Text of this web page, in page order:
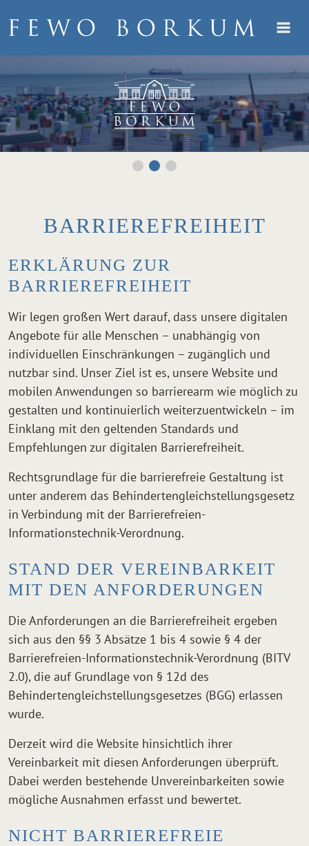
BARRIEREFREIHEIT
ERKLÄRUNG ZUR
BARRIEREFREIHEIT
Wir legen großen Wert darauf, dass unsere digitalen
Angebote für alle Menschen – unabhängig von
individuellen Einschränkungen – zugänglich und
nutzbar sind. Unser Ziel ist es, unsere Website und
mobilen Anwendungen so barrierearm wie möglich zu
gestalten und kontinuierlich weiterzuentwickeln – im
Einklang mit den geltenden Standards und
Empfehlungen zur digitalen Barrierefreiheit.
Rechtsgrundlage für die barrierefreie Gestaltung ist
unter anderem das Behindertengleichstellungsgesetz
in Verbindung mit der Barrierefreien-
Informationstechnik-Verordnung.
STAND DER VEREINBARKEIT
MIT DEN ANFORDERUNGEN
Die Anforderungen an die Barrierefreiheit ergeben
sich aus den §§ 3 Absätze 1 bis 4 sowie § 4 der
Barrierefreien-Informationstechnik-Verordnung (BITV
2.0), die auf Grundlage von § 12d des
Behindertengleichstellungsgesetzes (BGG) erlassen
wurde.
Derzeit wird die Website hinsichtlich ihrer
Vereinbarkeit mit diesen Anforderungen überprüft.
Dabei werden bestehende Unvereinbarkeiten sowie
mögliche Ausnahmen erfasst und bewertet.
NICHT BARRIEREFREIE